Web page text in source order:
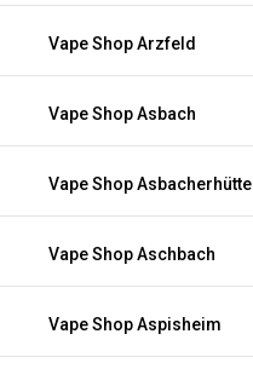
Vape Shop Arzfeld
Vape Shop Asbach
Vape Shop Asbacherhütte
Vape Shop Aschbach
Vape Shop Aspisheim